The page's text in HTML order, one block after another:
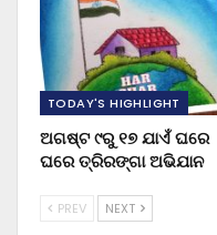
TODAY'S HIGHLIGHT
ଅଗଷ୍ଟ ୯ରୁ ୧୭ ଯାଏଁ ଘରେ
ଘରେ ତ୍ରିରଙ୍ଗା ଅଭିଯାନ
PREV NEXT